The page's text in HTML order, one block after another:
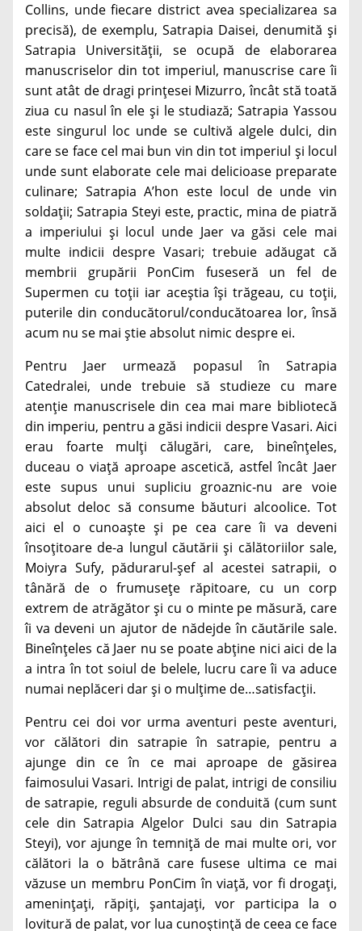
Collins, unde fiecare district avea specializarea sa
precisă), de exemplu, Satrapia Daisei, denumită și
Satrapia Universității, se ocupă de elaborarea
manuscriselor din tot imperiul, manuscrise care îi
sunt atât de dragi prințesei Mizurro, încât stă toată
ziua cu nasul în ele și le studiază; Satrapia Yassou
este singurul loc unde se cultivă algele dulci, din
care se face cel mai bun vin din tot imperiul și locul
unde sunt elaborate cele mai delicioase preparate
culinare; Satrapia A’hon este locul de unde vin
soldații; Satrapia Steyi este, practic, mina de piatră
a imperiului și locul unde Jaer va găsi cele mai
multe indicii despre Vasari; trebuie adăugat că
membrii grupării PonCim fuseseră un fel de
Supermen cu toții iar aceștia își trăgeau, cu toții,
puterile din conducătorul/conducătoarea lor, însă
acum nu se mai știe absolut nimic despre ei.
Pentru Jaer urmează popasul în Satrapia
Catedralei, unde trebuie să studieze cu mare
atenție manuscrisele din cea mai mare bibliotecă
din imperiu, pentru a găsi indicii despre Vasari. Aici
erau foarte mulți călugări, care, bineînțeles,
duceau o viață aproape ascetică, astfel încât Jaer
este supus unui supliciu groaznic-nu are voie
absolut deloc să consume băuturi alcoolice. Tot
aici el o cunoaște și pe cea care îi va deveni
însoțitoare de-a lungul căutării și călătoriilor sale,
Moiyra Sufy, pădurarul-șef al acestei satrapii, o
tânără de o frumusețe răpitoare, cu un corp
extrem de atrăgător și cu o minte pe măsură, care
îi va deveni un ajutor de nădejde în căutările sale.
Bineînțeles că Jaer nu se poate abține nici aici de la
a intra în tot soiul de belele, lucru care îi va aduce
numai neplăceri dar și o mulțime de…satisfacții.
Pentru cei doi vor urma aventuri peste aventuri,
vor călători din satrapie în satrapie, pentru a
ajunge din ce în ce mai aproape de găsirea
faimosului Vasari. Intrigi de palat, intrigi de consiliu
de satrapie, reguli absurde de conduită (cum sunt
cele din Satrapia Algelor Dulci sau din Satrapia
Steyi), vor ajunge în temniță de mai multe ori, vor
călători la o bătrână care fusese ultima ce mai
văzuse un membru PonCim în viață, vor fi drogați,
amenințați, răpiți, șantajați, vor participa la o
lovitură de palat, vor lua cunoștință de ceea ce face